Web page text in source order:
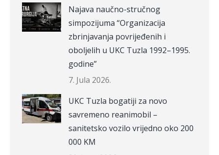
Najava naučno-stručnog
simpozijuma “Organizacija
zbrinjavanja povrijeđenih i
oboljelih u UKC Tuzla 1992–1995.
godine”
7. Jula 2026.
UKC Tuzla bogatiji za novo
savremeno reanimobil –
sanitetsko vozilo vrijedno oko 200
000 KM